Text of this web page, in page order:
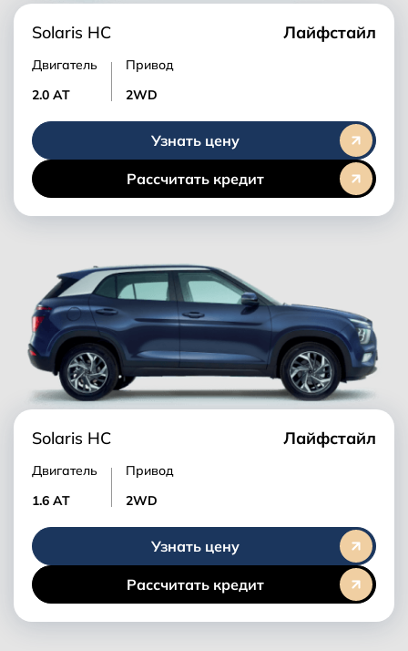
Solaris HC Лайфстайл
Двигатель
2.0 AT
Привод
2WD
Узнать цену
Рассчитать кредит
Solaris HC Лайфстайл
Двигатель
1.6 AT
Привод
2WD
Узнать цену
Рассчитать кредит